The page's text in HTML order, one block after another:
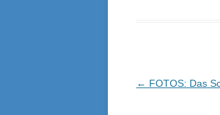
← FOTOS: Das